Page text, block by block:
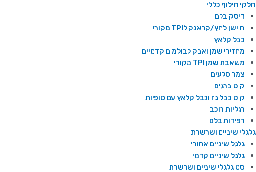
חלקי חילוף כללי
דיסק בלם
חיישן לחץ/קראנק לTPI מקורי
כבל קלאץ
מחזירי שמן ואבק לבולמים קדמיים
משאבת שמן TPI מקורי
צמר סלעים
קיט ברגים
קיט כבל גז וכבל קלאץ עם סופיות
רגליות רוכב
רפידות בלם
גלגלי שיניים ושרשרת
גלגל שיניים אחורי
גלגל שיניים קדמי
סט גלגלי שיניים ושרשרת